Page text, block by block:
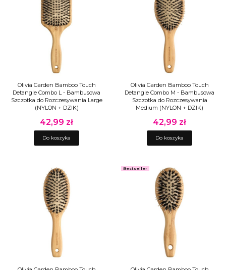
Olivia Garden Bamboo Touch
Detangle Combo L - Bambusowa
Szczotka do Rozczesywania Large
(NYLON + DZIK)
Cena
42,99 zł
Do koszyka
Olivia Garden Bamboo Touch
Detangle Combo M - Bambusowa
Szczotka do Rozczesywania
Medium (NYLON + DZIK)
Cena
42,99 zł
Do koszyka
Bestseller